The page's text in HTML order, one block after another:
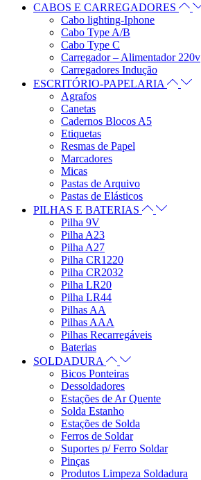
CABOS E CARREGADORES
Cabo lighting-Iphone
Cabo Type A/B
Cabo Type C
Carregador – Alimentador 220v
Carregadores Indução
ESCRITÓRIO-PAPELARIA
Agrafos
Canetas
Cadernos Blocos A5
Etiquetas
Resmas de Papel
Marcadores
Micas
Pastas de Arquivo
Pastas de Elásticos
PILHAS E BATERIAS
Pilha 9V
Pilha A23
Pilha A27
Pilha CR1220
Pilha CR2032
Pilha LR20
Pilha LR44
Pilhas AA
Pilhas AAA
Pilhas Recarregáveis
Baterias
SOLDADURA
Bicos Ponteiras
Dessoldadores
Estações de Ar Quente
Solda Estanho
Estações de Solda
Ferros de Soldar
Suportes p/ Ferro Soldar
Pinças
Produtos Limpeza Soldadura